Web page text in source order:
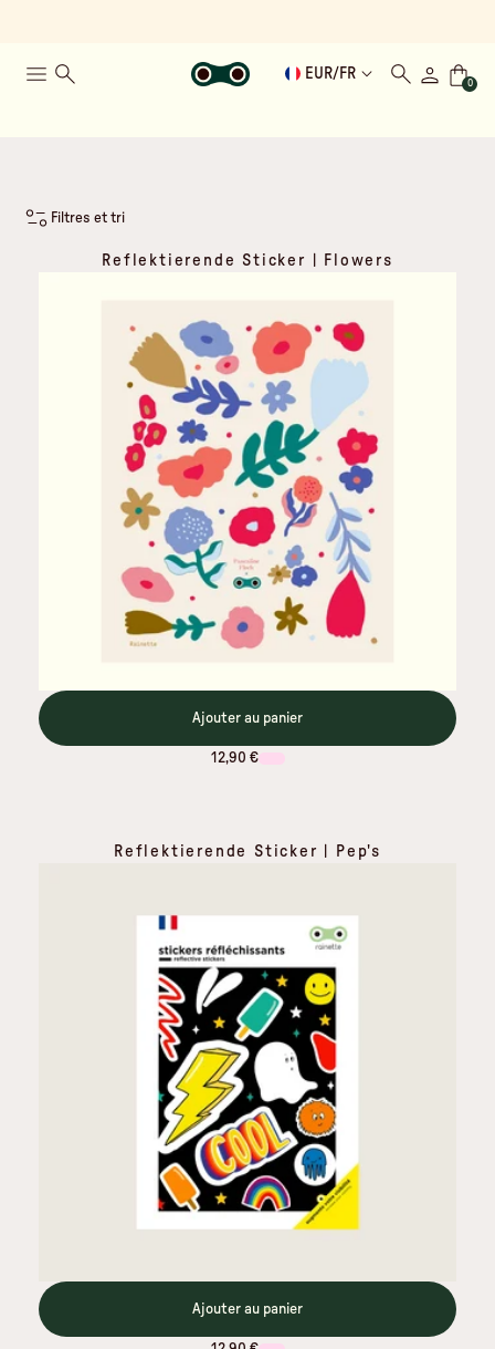
EUR/ FR
0
Filtres et tri
Reflektierende Sticker | Flowers
Ajouter au panier
12,90 €
Reflektierende Sticker | Pep's
Ajouter au panier